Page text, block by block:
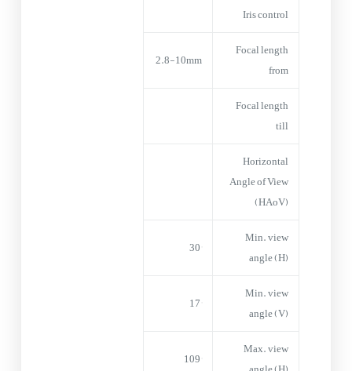
Iris control
Focal length
from
2.8-10mm
Focal length
till
Horizontal
Angle of View
(HAoV)
Min. view
angle (H)
30°
Min. view
angle (V)
17°
Max. view
109°